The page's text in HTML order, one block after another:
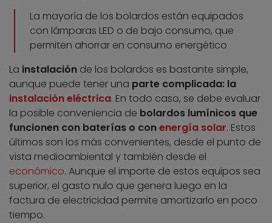
La mayoría de los bolardos están equipados
con lámparas LED o de bajo consumo, que
permiten ahorrar en consumo energético
La instalación de los bolardos es bastante simple,
aunque puede tener una parte complicada: la
instalación eléctrica. En todo caso, se debe evaluar
la posible conveniencia de bolardos lumínicos que
funcionen con baterías o conenergía solar. Estos
últimos son los más convenientes, desde el punto de
vista medioambiental y también desde el
económico. Aunque el importe de estos equipos sea
superior, el gasto nulo que genera luego en la
factura de electricidad permite amortizarlo en poco
tiempo.